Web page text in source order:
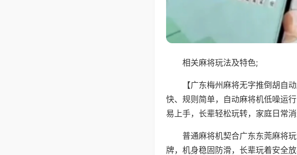
相关麻将玩法及特色;
【广东梅州麻将无字推倒胡自
快、规则简单，自动麻将机低噪运
易上手，长辈轻松玩转，家庭日常
普通麻将机契合广东东莞麻将
牌，机身稳固防滑，长辈玩着安全